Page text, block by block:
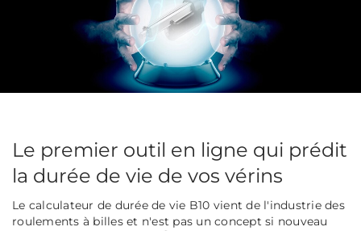
Le premier outil en ligne qui prédit
la durée de vie de vos vérins
Le calculateur de durée de vie B10 vient de l'industrie des
roulements à billes et n'est pas un concept si nouveau